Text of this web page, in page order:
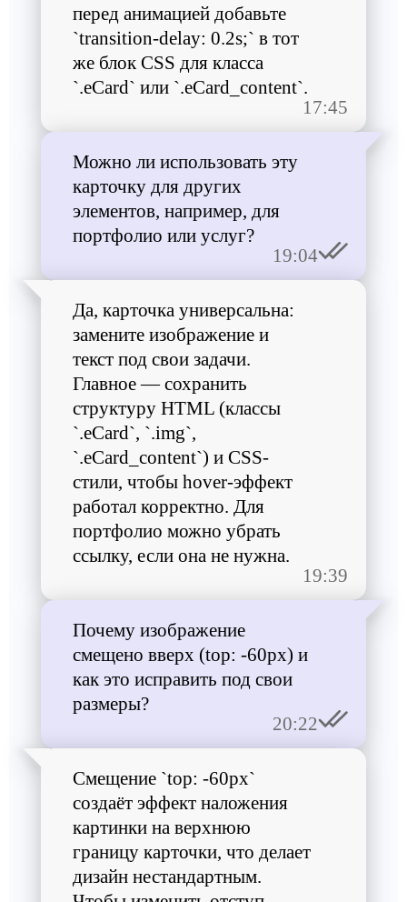
перед анимацией добавьте
`transition-delay: 0.2s;` в тот
же блок CSS для класса
`.eCard` или `.eCard_content`.
17:45
Можно ли использовать эту
карточку для других
элементов, например, для
портфолио или услуг?
19:04
Да, карточка универсальна:
замените изображение и
текст под свои задачи.
Главное — сохранить
структуру HTML (классы
`.eCard`, `.img`,
`.eCard_content`) и CSS-
стили, чтобы hover-эффект
работал корректно. Для
портфолио можно убрать
ссылку, если она не нужна.
19:39
Почему изображение
смещено вверх (top: -60px) и
как это исправить под свои
размеры?
20:22
Смещение `top: -60px`
создаёт эффект наложения
картинки на верхнюю
границу карточки, что делает
дизайн нестандартным.